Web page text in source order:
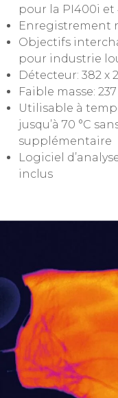
pour la PI400i et
Enregistrement
Objectifs
pour industrie
Détecteur: 382 x
Faible masse:
Utilisable à
jusqu’à 70 °C
supplémentaire
Logiciel
inclus